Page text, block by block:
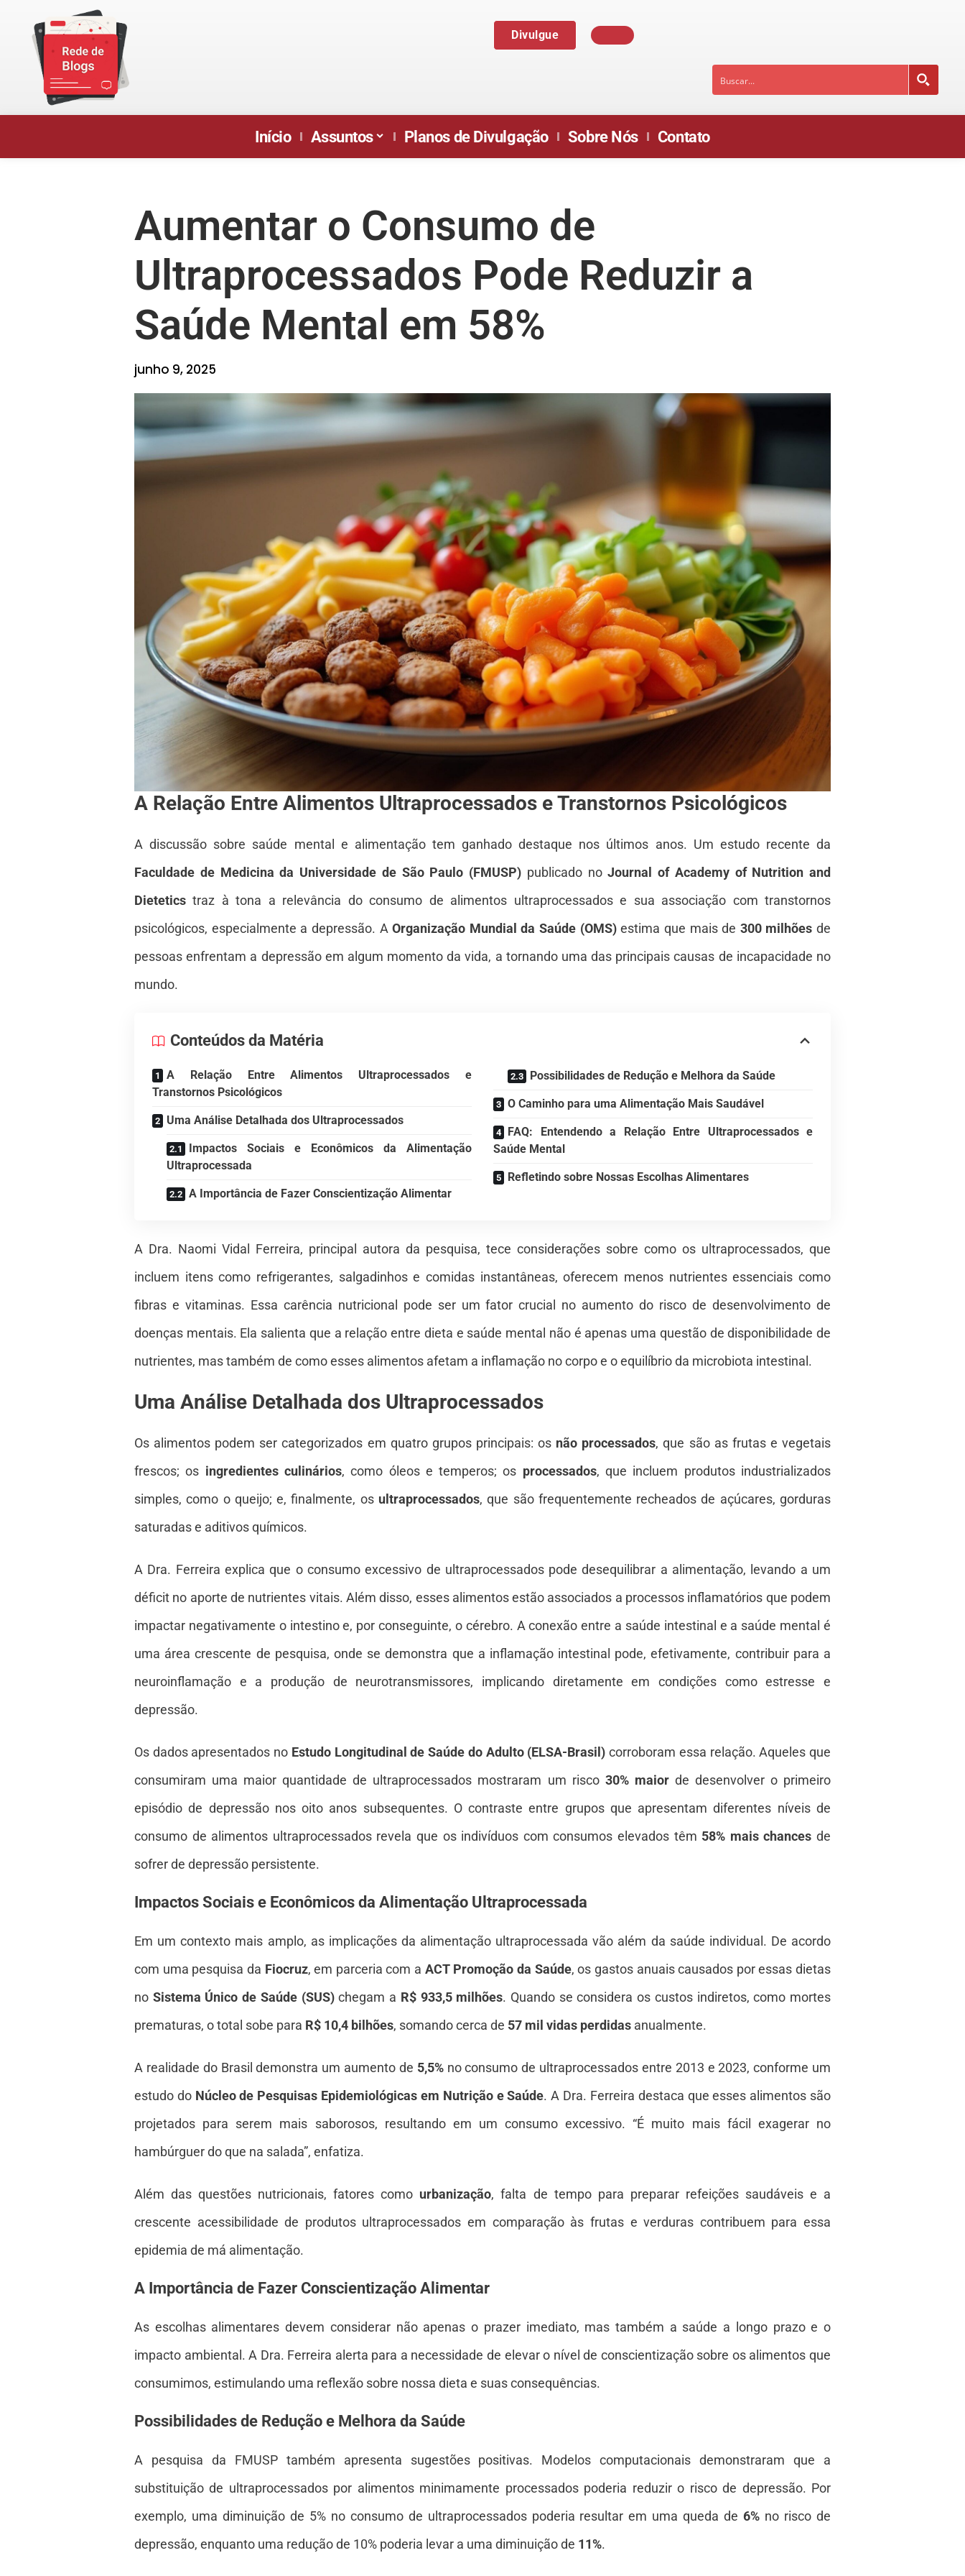
Divulgue
Início Assuntos Planos de Divulgação Sobre Nós Contato
Aumentar o Consumo de
Ultraprocessados Pode Reduzir a
Saúde Mental em 58%
junho 9, 2025
A Relação Entre Alimentos Ultraprocessados e Transtornos Psicológicos
A discussão sobre saúde mental e alimentação tem ganhado destaque nos últimos anos. Um estudo recente da
Faculdade de Medicina da Universidade de São Paulo (FMUSP) publicado noJournal of Academy of Nutrition and
Dietetics traz à tona a relevância do consumo de alimentos ultraprocessados e sua associação com transtornos
psicológicos, especialmente a depressão. AOrganização Mundial da Saúde (OMS)estima que mais de 300 milhões de
pessoas enfrentam a depressão em algum momento da vida, a tornando uma das principais causas de incapacidade no
mundo.
Conteúdos da Matéria
A Relação Entre Alimentos Ultraprocessados e
Transtornos Psicológicos
Uma Análise Detalhada dos Ultraprocessados
Impactos Sociais e Econômicos da Alimentação
Ultraprocessada
A Importância de Fazer Conscientização Alimentar
Possibilidades de Redução e Melhora da Saúde
O Caminho para uma Alimentação Mais Saudável
FAQ: Entendendo a Relação Entre Ultraprocessados e
Saúde Mental
Refletindo sobre Nossas Escolhas Alimentares
A Dra. Naomi Vidal Ferreira, principal autora da pesquisa, tece considerações sobre como os ultraprocessados, que
incluem itens como refrigerantes, salgadinhos e comidas instantâneas, oferecem menos nutrientes essenciais como
fibras e vitaminas. Essa carência nutricional pode ser um fator crucial no aumento do risco de desenvolvimento de
doenças mentais. Ela salienta que a relação entre dieta e saúde mental não é apenas uma questão de disponibilidade de
nutrientes, mas também de como esses alimentos afetam a inflamação no corpo e o equilíbrio da microbiota intestinal.
Uma Análise Detalhada dos Ultraprocessados
Os alimentos podem ser categorizados em quatro grupos principais: os não processados, que são as frutas e vegetais
frescos; os ingredientes culinários, como óleos e temperos; os processados, que incluem produtos industrializados
simples, como o queijo; e, finalmente, os ultraprocessados, que são frequentemente recheados de açúcares, gorduras
saturadas e aditivos químicos.
A Dra. Ferreira explica que o consumo excessivo de ultraprocessados pode desequilibrar a alimentação, levando a um
déficit no aporte de nutrientes vitais. Além disso, esses alimentos estão associados a processos inflamatórios que podem
impactar negativamente o intestino e, por conseguinte, o cérebro. A conexão entre a saúde intestinal e a saúde mental é
uma área crescente de pesquisa, onde se demonstra que a inflamação intestinal pode, efetivamente, contribuir para a
neuroinflamação e a produção de neurotransmissores, implicando diretamente em condições como estresse e
depressão.
Os dados apresentados no Estudo Longitudinal de Saúde do Adulto (ELSA-Brasil) corroboram essa relação. Aqueles que
consumiram uma maior quantidade de ultraprocessados mostraram um risco 30% maiorde desenvolver o primeiro
episódio de depressão nos oito anos subsequentes. O contraste entre grupos que apresentam diferentes níveis de
consumo de alimentos ultraprocessados revela que os indivíduos com consumos elevados têm 58% mais chances de
sofrer de depressão persistente.
Impactos Sociais e Econômicos da Alimentação Ultraprocessada
Em um contexto mais amplo, as implicações da alimentação ultraprocessada vão além da saúde individual. De acordo
com uma pesquisa da Fiocruz, em parceria com a ACT Promoção da Saúde, os gastos anuais causados por essas dietas
no Sistema Único de Saúde (SUS)chegam a R$ 933,5 milhões. Quando se considera os custos indiretos, como mortes
prematuras, o total sobe para R$ 10,4 bilhões, somando cerca de 57 mil vidas perdidas anualmente.
A realidade do Brasil demonstra um aumento de 5,5%no consumo de ultraprocessados entre 2013 e 2023, conforme um
estudo do Núcleo de Pesquisas Epidemiológicas em Nutrição e Saúde. A Dra. Ferreira destaca que esses alimentos são
projetados para serem mais saborosos, resultando em um consumo excessivo. “É muito mais fácil exagerar no
hambúrguer do que na salada”, enfatiza.
Além das questões nutricionais, fatores como urbanização, falta de tempo para preparar refeições saudáveis e a
crescente acessibilidade de produtos ultraprocessados em comparação às frutas e verduras contribuem para essa
epidemia de má alimentação.
A Importância de Fazer Conscientização Alimentar
As escolhas alimentares devem considerar não apenas o prazer imediato, mas também a saúde a longo prazo e o
impacto ambiental. A Dra. Ferreira alerta para a necessidade de elevar o nível de conscientização sobre os alimentos que
consumimos, estimulando uma reflexão sobre nossa dieta e suas consequências.
Possibilidades de Redução e Melhora da Saúde
A pesquisa da FMUSP também apresenta sugestões positivas. Modelos computacionais demonstraram que a
substituição de ultraprocessados por alimentos minimamente processados poderia reduzir o risco de depressão. Por
exemplo, uma diminuição de 5% no consumo de ultraprocessados poderia resultar em uma queda de6% no risco de
depressão, enquanto uma redução de 10% poderia levar a uma diminuição de 11%.